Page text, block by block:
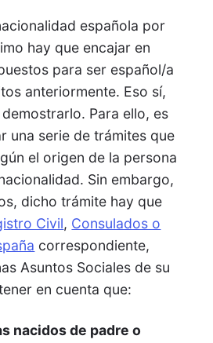
española por
hay que encajar en
para ser español/a
anteriormente. Eso sí,
Para ello, es
una serie de trámites que
el origen de la persona
Sin embargo,
dicho trámite hay que
Civil, Consulados o
correspondiente,
Asuntos Sociales de su
en cuenta que:
nacidos de padre o